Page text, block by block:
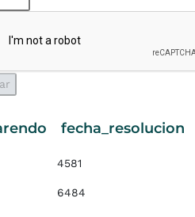
fecha_resolucion
4581
6484